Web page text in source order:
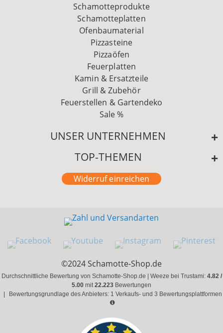
Schamotteprodukte
Schamotteplatten
Ofenbaumaterial
Pizzasteine
Pizzaöfen
Feuerplatten
Kamin & Ersatzteile
Grill & Zubehör
Feuerstellen & Gartendeko
Sale %
UNSER UNTERNEHMEN
TOP-THEMEN
Widerruf einreichen
©2024 Schamotte-Shop.de
Durchschnittliche Bewertung von Schamotte-Shop.de | Weeze bei Trustami: 4.82 /
5.00 mit22.223 Bewertungen
Bewertungsgrundlage des Anbieters: 1 Verkaufs- und 3 Bewertungsplattformen